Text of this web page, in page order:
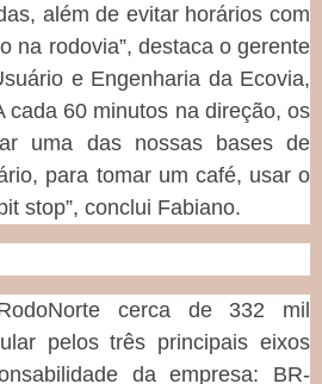
além de evitar horários com
na rodovia”, destaca o gerente
e Engenharia da Ecovia,
cada 60 minutos na direção, os
uma das nossas bases de
para tomar um café, usar o
stop”, conclui Fabiano.
cerca de 332 mil
pelos três principais eixos
da empresa: BR-